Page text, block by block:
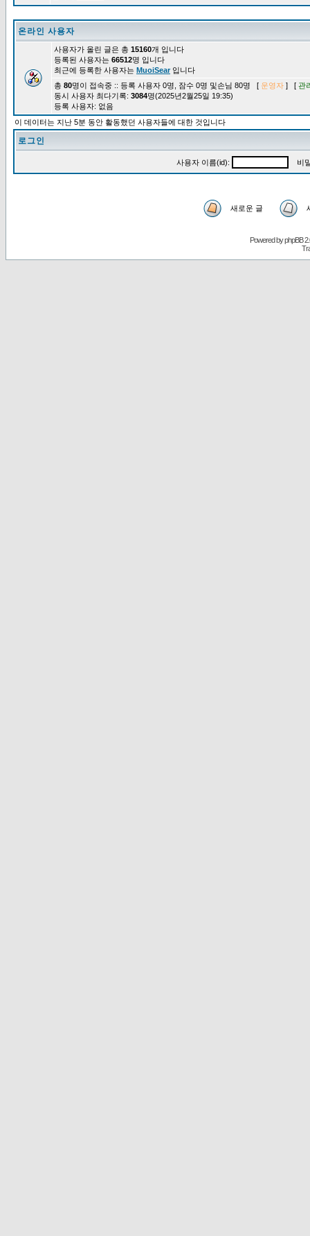
온라인 사용자
사용자가 올린 글은 총 15160개 입니다
등록된 사용자는 66512명 입니다
최근에 등록한 사용자는 MuoiSear입니다
총 80명이 접속중 :: 등록 사용자 0명, 잠수 0명 및손님 80명 [ 운영자 ] [ 관
동시 사용자 최다기록: 3084명(2025년2월25일 19:35)
등록 사용자: 없음
이 데이터는 지난 5분 동안 활동했던 사용자들에 대한 것입니다
로그인
사용자 이름(id): 비
새로운 글
Powered byphpBB